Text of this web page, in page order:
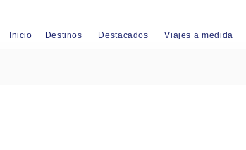
Inicio Destinos Destacados Viajes a medida